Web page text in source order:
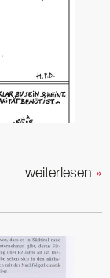
weiterlesen »